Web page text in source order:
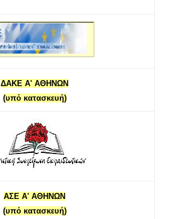
ΔΑΚΕ Α' ΑΘΗΝΩΝ
(υπό κατασκευή)
ΑΣΕ Α' ΑΘΗΝΩΝ
(υπό κατασκευή)